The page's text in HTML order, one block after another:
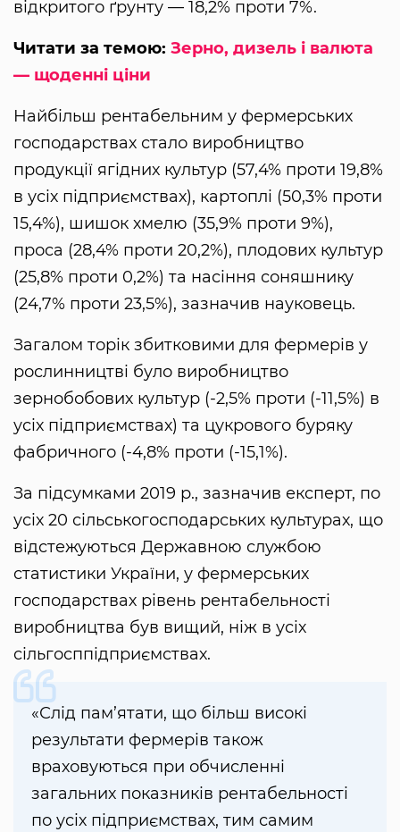
відкритого ґрунту — 18,2% проти 7%.
Читати за темою: Зерно, дизель і валюта
— щоденні ціни
Найбільш рентабельним у фермерських
господарствах стало виробництво
продукції ягідних культур (57,4% проти 19,8%
в усіх підприємствах), картоплі (50,3% проти
15,4%), шишок хмелю (35,9% проти 9%),
проса (28,4% проти 20,2%), плодових культур
(25,8% проти 0,2%) та насіння соняшнику
(24,7% проти 23,5%), зазначив науковець.
Загалом торік збитковими для фермерів у
рослинництві було виробництво
зернобобових культур (-2,5% проти (-11,5%) в
усіх підприємствах) та цукрового буряку
фабричного (-4,8% проти (-15,1%).
За підсумками 2019 р., зазначив експерт, по
усіх 20 сільськогосподарських культурах, що
відстежуються Державною службою
статистики України, у фермерських
господарствах рівень рентабельності
виробництва був вищий, ніж в усіх
сільгосппідприємствах.
«Слід пам’ятати, що більш високі
результати фермерів також
враховуються при обчисленні
загальних показників рентабельності
по усіх підприємствах, тим самим